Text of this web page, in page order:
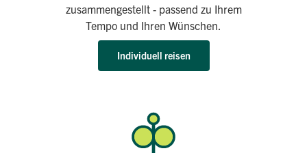
zusammengestellt - passend zu Ihrem
Tempo und Ihren Wünschen.
Individuell reisen